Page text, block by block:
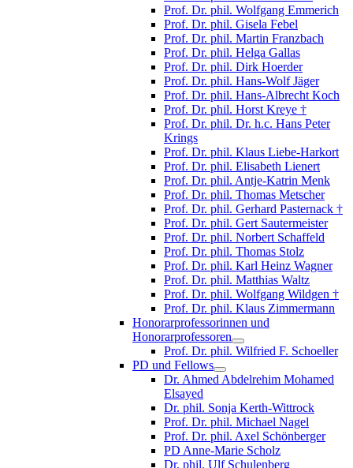
Prof. Dr. phil. Wolfgang Emmerich
Prof. Dr. phil. Gisela Febel
Prof. Dr. phil. Martin Franzbach
Prof. Dr. phil. Helga Gallas
Prof. Dr. phil. Dirk Hoerder
Prof. Dr. phil. Hans-Wolf Jäger
Prof. Dr. phil. Hans-Albrecht Koch
Prof. Dr. phil. Horst Kreye †
Prof. Dr. phil. Dr. h.c. Hans Peter
Krings
Prof. Dr. phil. Klaus Liebe-Harkort
Prof. Dr. phil. Elisabeth Lienert
Prof. Dr. phil. Antje-Katrin Menk
Prof. Dr. phil. Thomas Metscher
Prof. Dr. phil. Gerhard Pasternack †
Prof. Dr. phil. Gert Sautermeister
Prof. Dr. phil. Norbert Schaffeld
Prof. Dr. phil. Thomas Stolz
Prof. Dr. phil. Karl Heinz Wagner
Prof. Dr. phil. Matthias Waltz
Prof. Dr. phil. Wolfgang Wildgen †
Prof. Dr. phil. Klaus Zimmermann
Honorarprofessorinnen und
Honorarprofessoren
Prof. Dr. phil. Wilfried F. Schoeller
PD und Fellows
Dr. Ahmed Abdelrehim Mohamed
Elsayed
Dr. phil. Sonja Kerth-Wittrock
Prof. Dr. phil. Michael Nagel
Prof. Dr. phil. Axel Schönberger
PD Anne-Marie Scholz
Dr. phil. Ulf Schulenberg